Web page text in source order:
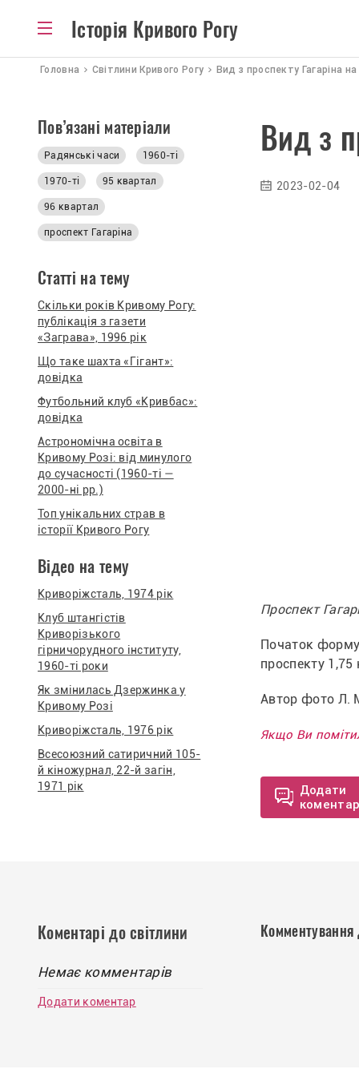
Історія Кривого Рогу
Головна Світлини Кривого Рогу Вид з проспекту Гагаріна
Вид з
2023-02-04
Проспект
Початок
проспекту
Автор фото Л.
Якщо Ви
Додати
Пов’язані матеріали
Радянські часи 1960-ті
1970-ті 95 квартал
96 квартал
проспект Гагаріна
Статті на тему
Скільки років Кривому Рогу:
публікація з газети
«Заграва», 1996 рік
Що таке шахта «Гігант»:
довідка
Футбольний клуб «Кривбас»:
довідка
Астрономічна освіта в
Кривому Розі: від минулого
до сучасності (1960-ті —
2000-ні рр.)
Топ унікальних страв в
історії Кривого Рогу
Відео на тему
Криворіжсталь, 1974 рік
Клуб штангістів
Криворізького
гірничорудного інституту,
1960-ті роки
Як змінилась Дзержинка у
Кривому Розі
Криворіжсталь, 1976 рік
Всесоюзний сатиричний 105-
й кіножурнал, 22-й загін,
1971 рік
Коментарі до світлини
Немає комментарів
Додати коментар
Комментування